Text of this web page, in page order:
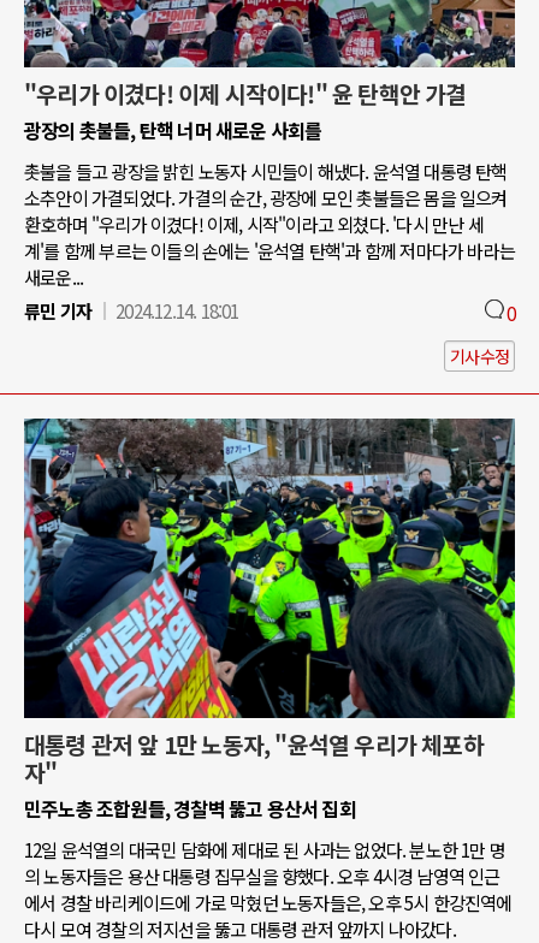
"우리가 이겼다! 이제 시작이다!" 윤 탄핵안 가결
광장의 촛불들, 탄핵 너머 새로운 사회를
촛불을 들고 광장을 밝힌 노동자 시민들이 해냈다. 윤석열 대통령 탄핵
소추안이 가결되었다. 가결의 순간, 광장에 모인 촛불들은 몸을 일으켜
환호하며 "우리가 이겼다! 이제, 시작"이라고 외쳤다. '다시 만난 세
계'를 함께 부르는 이들의 손에는 '윤석열 탄핵'과 함께 저마다가 바라는
새로운...
류민 기자
2024.12.14. 18:01 0
기사수정
대통령 관저 앞 1만 노동자, "윤석열 우리가 체포하
자"
민주노총 조합원들, 경찰벽 뚫고 용산서 집회
12일 윤석열의 대국민 담화에 제대로 된 사과는 없었다. 분노한 1만 명
의 노동자들은 용산 대통령 집무실을 향했다. 오후 4시경 남영역 인근
에서 경찰 바리케이드에 가로 막혔던 노동자들은, 오후 5시 한강진역에
다시 모여 경찰의 저지선을 뚫고 대통령 관저 앞까지 나아갔다.